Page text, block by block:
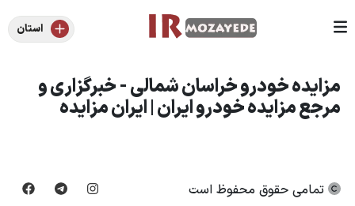
استان
مزایده خودرو خراسان شمالی - خبرگزاری و
مرجع مزایده خودرو ایران | ایران مزایده
تمامی حقوق محفوظ است